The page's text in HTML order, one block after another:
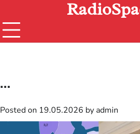
content
...
Posted on 19.05.2026 by admin